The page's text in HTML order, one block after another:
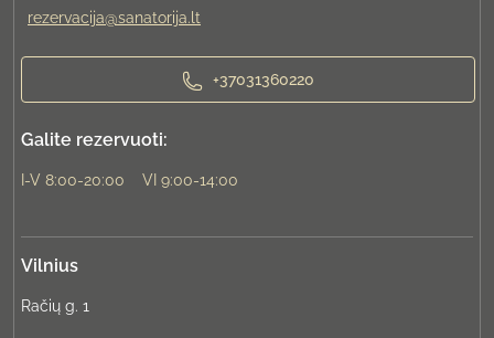
rezervacija@sanatorija.lt
+37031360220
Galite rezervuoti:
I-V 8:00-20:00 VI 9:00-14:00
Vilnius
Račių g. 1